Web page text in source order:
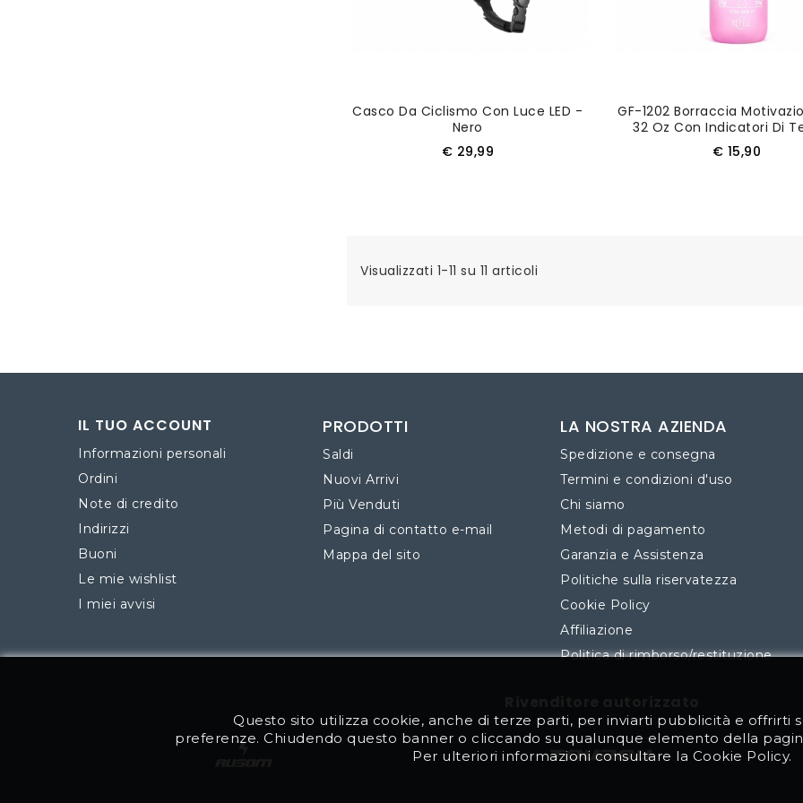
Casco Da Ciclismo Con Luce LED -
Nero
Prezzo
€ 29,99
GF-1202 Borraccia
32 Oz Con Indicatori Di
Cannuccia, Cinturino -
Prezzo
€ 15,90
Visualizzati 1-11 su 11 articoli
IL TUO ACCOUNT
Informazioni personali
Ordini
Note di credito
Indirizzi
Buoni
Le mie wishlist
I miei avvisi
PRODOTTI
Saldi
Nuovi Arrivi
Più Venduti
Pagina di contatto e-mail
Mappa del sito
LA NOSTRA AZIENDA
Spedizione e consegna
Termini e condizioni d'uso
Chi siamo
Metodi di pagamento
Garanzia e Assistenza
Politiche sulla riservatezza
Cookie Policy
Affiliazione
Politica di rimborso/restituzione
Questo sito utilizza cookie, anche di terze parti, per inviarti pubblicità e offrirti
preferenze. Chiudendo questo banner o cliccando su qualunque elemento della
Per ulteriori informazioni consultare la Cookie Policy.